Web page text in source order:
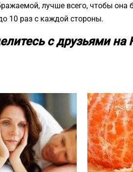
лучше всего, чтобы она
10 раз с каждой стороны.
с друзьями на